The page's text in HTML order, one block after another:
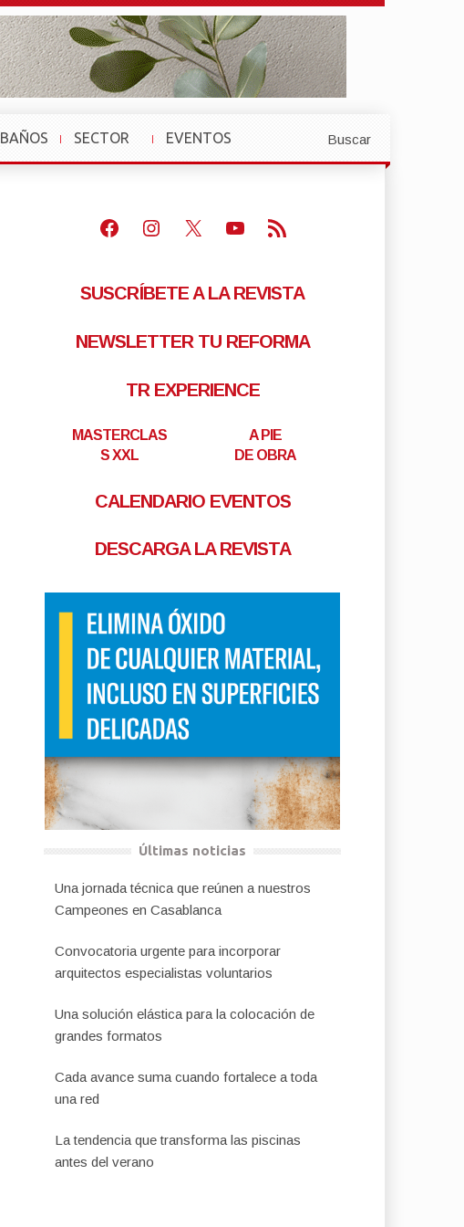
BAÑOS
SECTOR
»
EVENTOS
»
Buscar
Facebook
Instagram
X Youtube
Feed RSS
SUSCRÍBETE A LA REVISTA
NEWSLETTER TU REFORMA
TR EXPERIENCE
MASTERCLAS
S XXL
A PIE
DE OBRA
CALENDARIO EVENTOS
DESCARGA LA REVISTA
Últimas noticias
Una jornada técnica que reúnen a nuestros
Campeones en Casablanca
Convocatoria urgente para incorporar
arquitectos especialistas voluntarios
Una solución elástica para la colocación de
grandes formatos
Cada avance suma cuando fortalece a toda
una red
La tendencia que transforma las piscinas
antes del verano